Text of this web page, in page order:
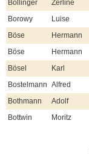
Bollinger
Zerline
Borowy
Luise
Böse
Hermann
Böse
Hermann
Bösel
Karl
Bostelmann Alfred
Bothmann
Adolf
Bottwin
Moritz